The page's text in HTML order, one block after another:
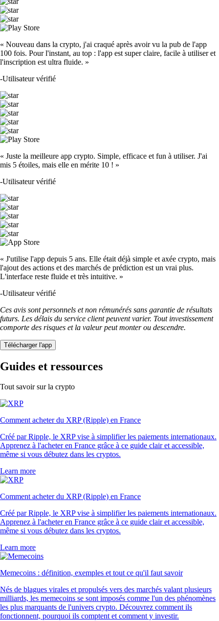
« Nouveau dans la crypto, j'ai craqué après avoir vu la pub de l'app
100 fois. Pour l'instant, au top : l'app est super claire, facile à utiliser et
l'inscription est ultra fluide. »
-Utilisateur vérifié
« Juste la meilleure app crypto. Simple, efficace et fun à utiliser. J'ai
mis 5 étoiles, mais elle en mérite 10 ! »
-Utilisateur vérifié
« J'utilise l'app depuis 5 ans. Elle était déjà simple et axée crypto, mais
l'ajout des actions et des marchés de prédiction est un vrai plus.
L'interface reste fluide et très intuitive. »
-Utilisateur vérifié
Ces avis sont personnels et non rémunérés sans garantie de résultats
futurs. Les délais du service client peuvent varier. Tout investissement
comporte des risques et la valeur peut monter ou descendre.
Télécharger l'app
Guides et ressources
Tout savoir sur la crypto
Comment acheter du XRP (Ripple) en France
Créé par Ripple, le XRP vise à simplifier les paiements internationaux.
Apprenez à l'acheter en France grâce à ce guide clair et accessible,
même si vous débutez dans les cryptos.
Learn more
Comment acheter du XRP (Ripple) en France
Créé par Ripple, le XRP vise à simplifier les paiements internationaux.
Apprenez à l'acheter en France grâce à ce guide clair et accessible,
même si vous débutez dans les cryptos.
Learn more
Memecoins : définition, exemples et tout ce qu'il faut savoir
Nés de blagues virales et propulsés vers des marchés valant plusieurs
milliards, les memecoins se sont imposés comme l'un des phénomènes
les plus marquants de l'univers crypto. Découvrez comment ils
fonctionnent, pourquoi ils comptent et comment y investir.